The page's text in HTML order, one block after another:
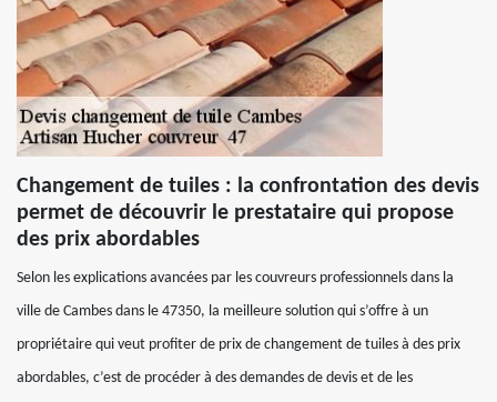
Changement de tuiles : la confrontation des devis
permet de découvrir le prestataire qui propose
des prix abordables
Selon les explications avancées par les couvreurs professionnels dans la
ville de Cambes dans le 47350, la meilleure solution qui s’offre à un
propriétaire qui veut profiter de prix de changement de tuiles à des prix
abordables, c’est de procéder à des demandes de devis et de les